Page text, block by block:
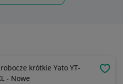
krótkie Yato YT-
- Nowe